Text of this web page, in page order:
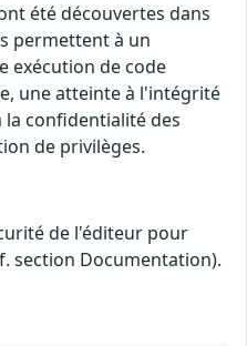
été découvertes dans
permettent à un
exécution de code
une atteinte à l'intégrité
la confidentialité des
de privilèges.
de l'éditeur pour
section Documentation).